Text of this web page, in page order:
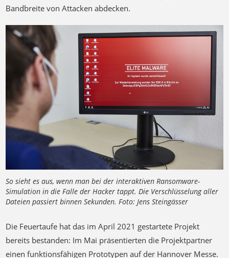
Bandbreite von Attacken abdecken.
So sieht es aus, wenn man bei der interaktiven Ransomware-
Simulation in die Falle der Hacker tappt. Die Verschlüsselung aller
Dateien passiert binnen Sekunden. Foto: Jens Steingässer
Die Feuertaufe hat das im April 2021 gestartete Projekt
bereits bestanden: Im Mai präsentierten die Projektpartner
einen funktionsfähigen Prototypen auf der Hannover Messe.